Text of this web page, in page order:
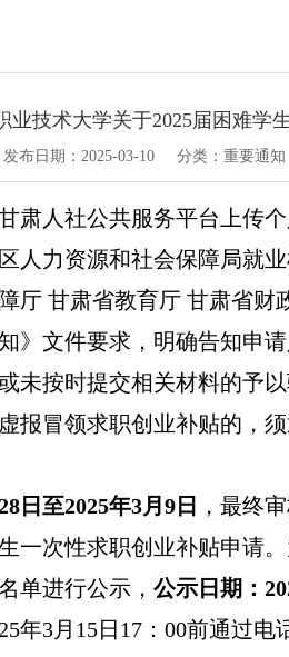
业技术大学关于2025届困难学
发布日期： 2025-03-10 分类： 重要通知
肃人社公共服务平台上传
人力资源和社会保障局就
厅 甘肃省教育厅 甘肃省财
》 文件要求，明确告知申
未按时提交相关材料的予以
报冒领求职创业补贴的，
日 至2025年3月 9 日 ，最终
一次性求职创业补贴申请
单进行公示， 公示日期 ：
5年3月 15日 17 ： 00前通过电